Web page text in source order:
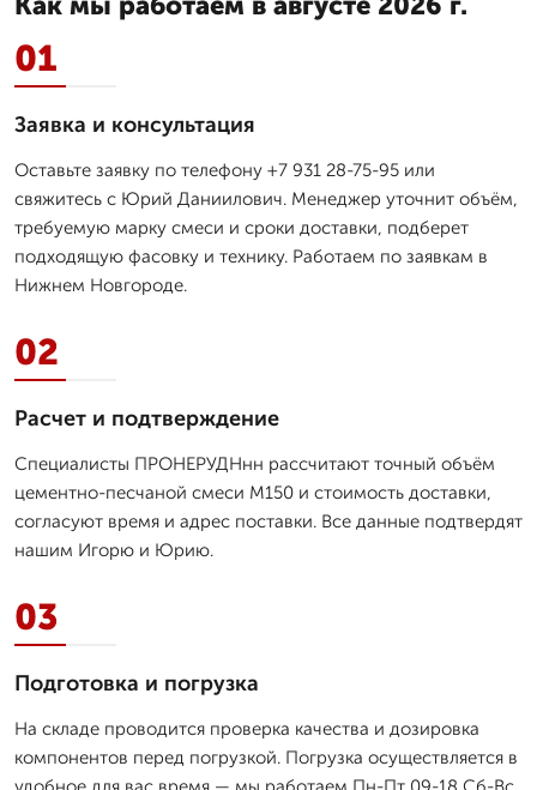
01
Заявка и консультация
Оставьте заявку по телефону +7 931 28-75-95 или
свяжитесь с Юрий Даниилович. Менеджер уточнит объём,
требуемую марку смеси и сроки доставки, подберет
подходящую фасовку и технику. Работаем по заявкам в
Нижнем Новгороде.
02
Расчет и подтверждение
Специалисты ПРОНЕРУДНнн рассчитают точный объём
цементно-песчаной смеси М150 и стоимость доставки,
согласуют время и адрес поставки. Все данные подтвердят
нашим Игорю и Юрию.
03
Подготовка и погрузка
На складе проводится проверка качества и дозировка
компонентов перед погрузкой. Погрузка осуществляется в